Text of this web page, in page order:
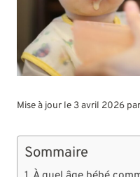
Mise à jour le 3 avril 2026 par
Sommaire